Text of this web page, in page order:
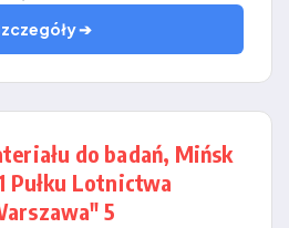
➔
do badań, Mińsk
Pułku Lotnictwa
5